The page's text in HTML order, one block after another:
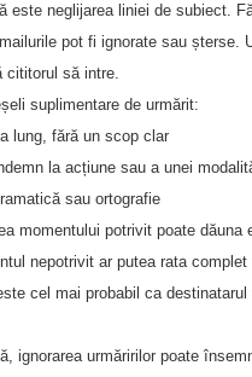
este neglijarea liniei de subiect.
pot fi ignorate sau șterse.
cititorul să intre.
suplimentare de urmărit:
lung, fără un scop clar
la acțiune sau a unei
sau ortografie
momentului potrivit poate dăuna
nepotrivit ar putea rata
cel mai probabil ca destinatarul
ignorarea urmăririlor poate